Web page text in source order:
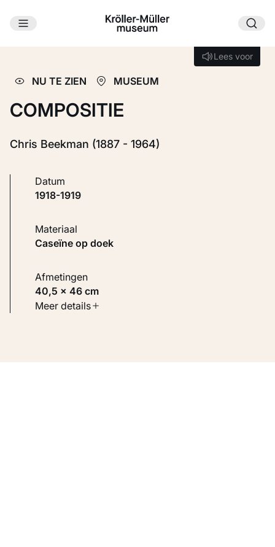
Ga naar hoofdinhoud
Lees voor
Lees voor
NU TE ZIEN MUSEUM
COMPOSITIE
Chris Beekman (1887 - 1964)
Datum
1918-1919
Materiaal
Caseïne op doek
Afmetingen
40,5 × 46 cm
Soort werk
Meer details